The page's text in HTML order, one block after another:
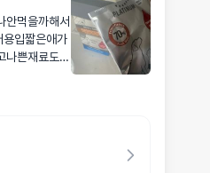
안먹을까해서
용입짧은애가
나쁜재료도없